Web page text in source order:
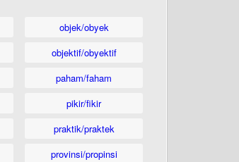
objek/obyek
objektif/obyektif
paham/faham
pikir/fikir
praktik/praktek
provinsi/propinsi